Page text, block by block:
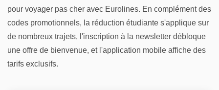
pour voyager pas cher avec Eurolines. En complément des
codes promotionnels, la réduction étudiante s'applique sur
de nombreux trajets, l'inscription à la newsletter débloque
une offre de bienvenue, et l'application mobile affiche des
tarifs exclusifs.